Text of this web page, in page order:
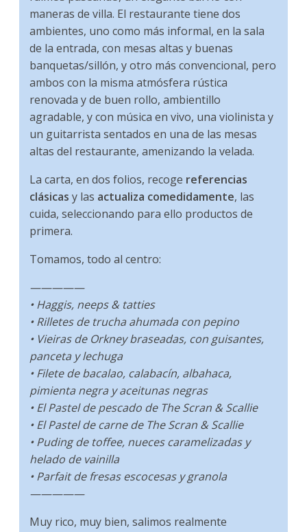
maneras de villa. El restaurante tiene dos
ambientes, uno como más informal, en la sala
de la entrada, con mesas altas y buenas
banquetas/sillón, y otro más convencional, pero
ambos con la misma atmósfera rústica
renovada y de buen rollo, ambientillo
agradable, y con música en vivo, una violinista y
un guitarrista sentados en una de las mesas
altas del restaurante, amenizando la velada.
La carta, en dos folios, recoge referencias
clásicas y las actualiza comedidamente, las
cuida, seleccionando para ello productos de
primera.
Tomamos, todo al centro:
—————
• Haggis, neeps & tatties
• Rilletes de trucha ahumada con pepino
• Vieiras de Orkney braseadas, con guisantes,
panceta y lechuga
• Filete de bacalao, calabacín, albahaca,
pimienta negra y aceitunas negras
• El Pastel de pescado de The Scran & Scallie
• El Pastel de carne de The Scran & Scallie
• Puding de toffee, nueces caramelizadas y
helado de vainilla
• Parfait de fresas escocesas y granola
—————
Muy rico, muy bien, salimos realmente